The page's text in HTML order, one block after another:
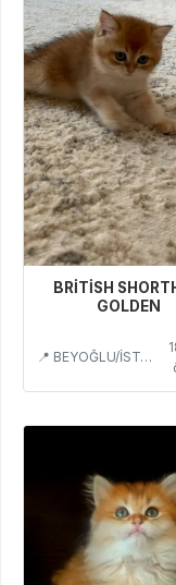
BRİTİSH
GOLDEN
📍 BEYOĞLU/İSTANBUL